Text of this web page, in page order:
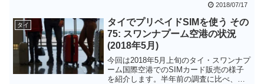
ードは1種類ですが、ほとんどの場合は自
販機では待ち時間なくプリペイドSIMカ
ードを購入することができると思いま
す。もちろんカウンターで購入したのと
同様に快適にインターネットを使用する
ことができます。APN等を自分で設定で
きる方にはお勧めです。
2018/07/17
タイ
タイでプリペイドSIMを使う その
75: スワンナプーム空港の状況
(2018年5月)
今回は2018年5月上旬のタイ・スワンナプ
ーム国際空港でのSIMカード販売の様子
を紹介します。半年前の調査に比べ、各